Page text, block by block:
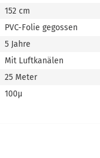
152 cm
PVC-Folie gegossen
5 Jahre
Mit Luftkanälen
25 Meter
100µ